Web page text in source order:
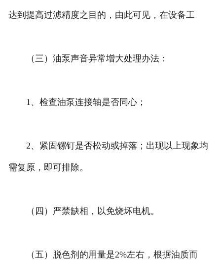
达到提高过滤精度之目的，由此可见，在设备工
（三）油泵声音异常增大处理办法：
1、检查油泵连接轴是否同心；
2、紧固镙钉是否松动或掉落；出现以上现象均
需复原，即可排除。
（四）严禁缺相，以免烧坏电机。
（五）脱色剂的用量是2%左右，根据油质而